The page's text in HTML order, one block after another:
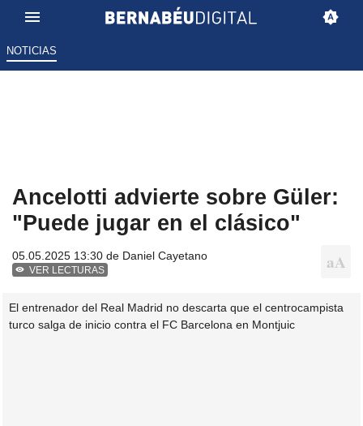
NOTICIAS
Ancelotti advierte sobre Güler:
"Puede jugar en el clásico"
05.05.2025 13:30 de Daniel Cayetano
VER LECTURAS
El entrenador del Real Madrid no descarta que el centrocampista
turco salga de inicio contra el FC Barcelona en Montjuic